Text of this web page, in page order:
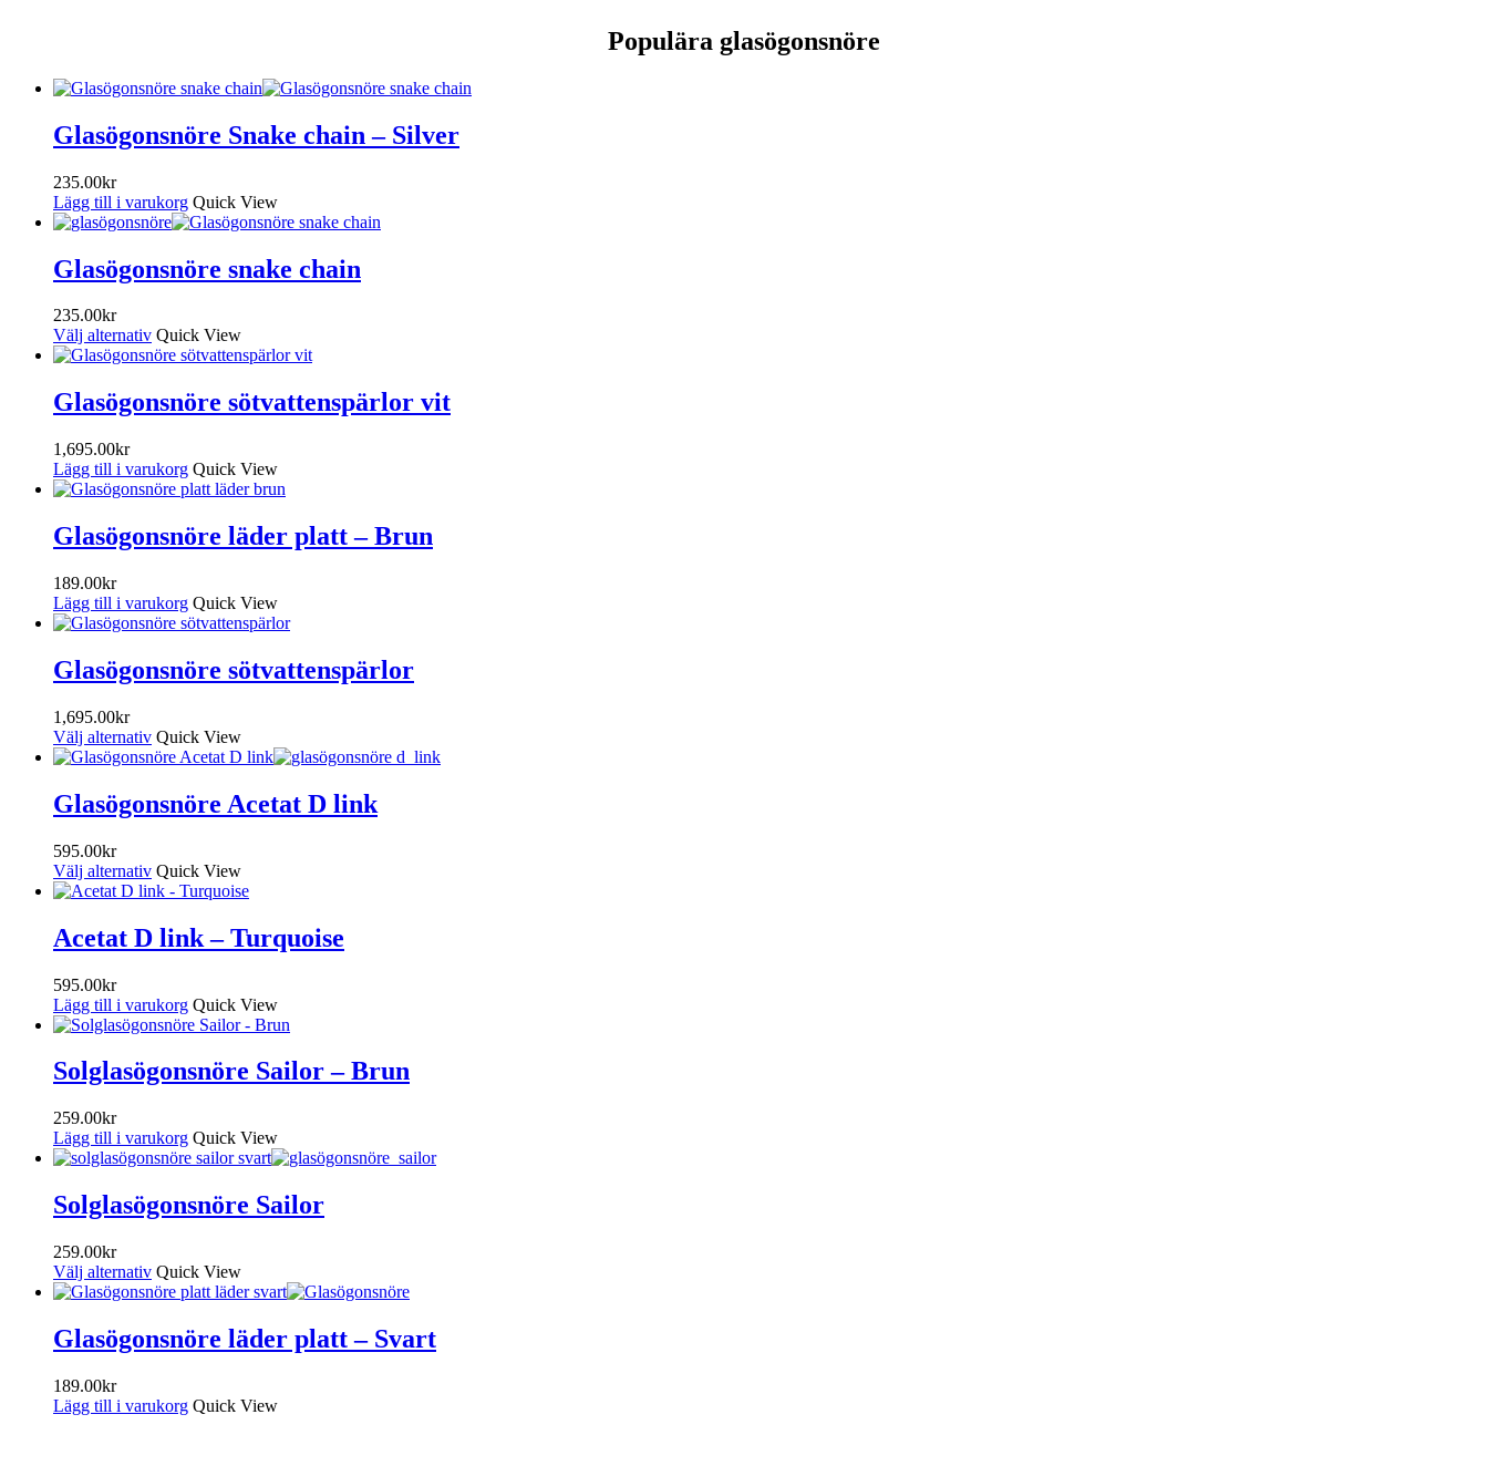
Populära glasögonsnöre
Glasögonsnöre Snake chain – Silver
235.00kr
Lägg till i varukorg Quick View
Glasögonsnöre snake chain
235.00kr
Välj alternativ Quick View
Glasögonsnöre sötvattenspärlor vit
1,695.00kr
Lägg till i varukorg Quick View
Glasögonsnöre läder platt – Brun
189.00kr
Lägg till i varukorg Quick View
Glasögonsnöre sötvattenspärlor
1,695.00kr
Välj alternativ Quick View
Glasögonsnöre Acetat D link
595.00kr
Välj alternativ Quick View
Acetat D link – Turquoise
595.00kr
Lägg till i varukorg Quick View
Solglasögonsnöre Sailor – Brun
259.00kr
Lägg till i varukorg Quick View
Solglasögonsnöre Sailor
259.00kr
Välj alternativ Quick View
Glasögonsnöre läder platt – Svart
189.00kr
Lägg till i varukorg Quick View